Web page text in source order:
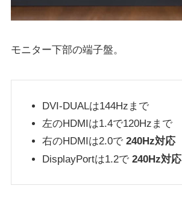
モニター下部の端子盤。
DVI-DUALは144Hzまで
左のHDMIは1.4で120Hzまで
右のHDMIは2.0で 240Hz対応
DisplayPortは1.2で 240Hz対応